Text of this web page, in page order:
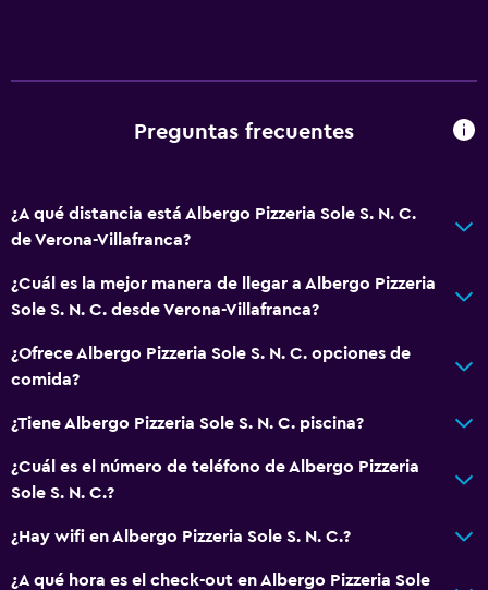
Preguntas frecuentes
¿A qué distancia está Albergo Pizzeria Sole S. N. C.
de Verona-Villafranca?
¿Cuál es la mejor manera de llegar a Albergo Pizzeria
Sole S. N. C. desde Verona-Villafranca?
¿Ofrece Albergo Pizzeria Sole S. N. C. opciones de
comida?
¿Tiene Albergo Pizzeria Sole S. N. C. piscina?
¿Cuál es el número de teléfono de Albergo Pizzeria
Sole S. N. C.?
¿Hay wifi en Albergo Pizzeria Sole S. N. C.?
¿A qué hora es el check-out en Albergo Pizzeria Sole